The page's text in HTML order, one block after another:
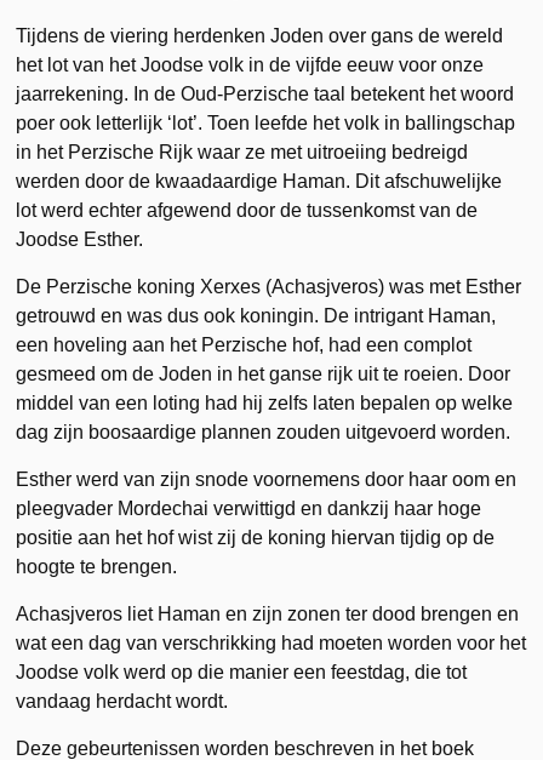
Tijdens de viering herdenken Joden over gans de wereld
het lot van het Joodse volk in de vijfde eeuw voor onze
jaarrekening. In de Oud-Perzische taal betekent het woord
poer ook letterlijk ‘lot’. Toen leefde het volk in ballingschap
in het Perzische Rijk waar ze met uitroeiing bedreigd
werden door de kwaadaardige Haman. Dit afschuwelijke
lot werd echter afgewend door de tussenkomst van de
Joodse Esther.
De Perzische koning Xerxes (Achasjveros) was met Esther
getrouwd en was dus ook koningin. De intrigant Haman,
een hoveling aan het Perzische hof, had een complot
gesmeed om de Joden in het ganse rijk uit te roeien. Door
middel van een loting had hij zelfs laten bepalen op welke
dag zijn boosaardige plannen zouden uitgevoerd worden.
Esther werd van zijn snode voornemens door haar oom en
pleegvader Mordechai verwittigd en dankzij haar hoge
positie aan het hof wist zij de koning hiervan tijdig op de
hoogte te brengen.
Achasjveros liet Haman en zijn zonen ter dood brengen en
wat een dag van verschrikking had moeten worden voor het
Joodse volk werd op die manier een feestdag, die tot
vandaag herdacht wordt.
Deze gebeurtenissen worden beschreven in het boek